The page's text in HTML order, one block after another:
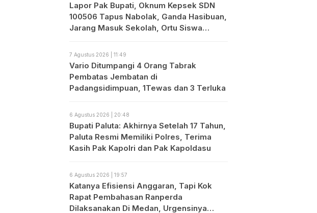
Lapor Pak Bupati, Oknum Kepsek SDN
100506 Tapus Nabolak, Ganda Hasibuan,
Jarang Masuk Sekolah, Ortu Siswa
7 Agustus 2026 | 11:49
Vario Ditumpangi 4 Orang Tabrak
Pembatas Jembatan di
Padangsidimpuan, 1Tewas dan 3 Terluka
6 Agustus 2026 | 20:48
Bupati Paluta: Akhirnya Setelah 17 Tahun,
Paluta Resmi Memiliki Polres, Terima
Kasih Pak Kapolri dan Pak Kapoldasu
6 Agustus 2026 | 19:57
Katanya Efisiensi Anggaran, Tapi Kok
Rapat Pembahasan Ranperda
Dilaksanakan Di Medan, Urgensinya